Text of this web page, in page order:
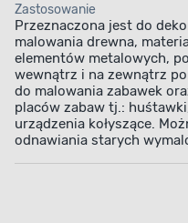
Zastosowanie
Przeznaczona jest do
malowania drewna,
elementów metalowych,
wewnątrz i na zewnątrz
do malowania zabawek
placów zabaw tj.:
urządzenia kołyszące.
odnawiania starych